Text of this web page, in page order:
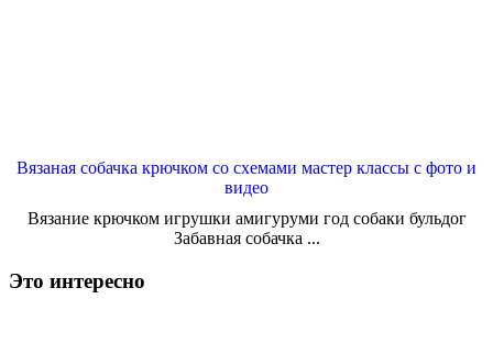
Вязаная собачка крючком со схемами мастер классы с фото и
видео
Вязание крючком игрушки амигуруми год собаки бульдог
Забавная собачка ...
Это интересно